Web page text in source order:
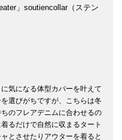
」soutiencollar（ステン
気になる体型カバーを叶えて
選びがちですが、こちらは冬
のフレアデニムに合わせるの
るだけで自然に収まるタート
とさせたりアウターを着ると